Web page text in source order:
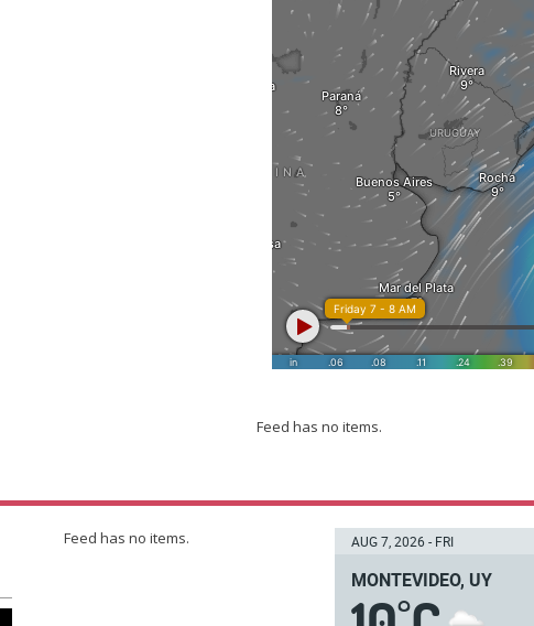
Feed has no items.
Feed has no items. AUG 7, 2026 - FRI
MONTEVIDEO, UY
°